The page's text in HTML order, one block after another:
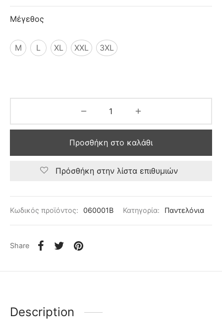
Μέγεθος
M L XL XXL 3XL
Προσθήκη στο καλάθι
Πρόσθήκη στην λίστα επιθυμιών
Κωδικός προϊόντος: 060001B Κατηγορία: Παντελόνια
Share
Description